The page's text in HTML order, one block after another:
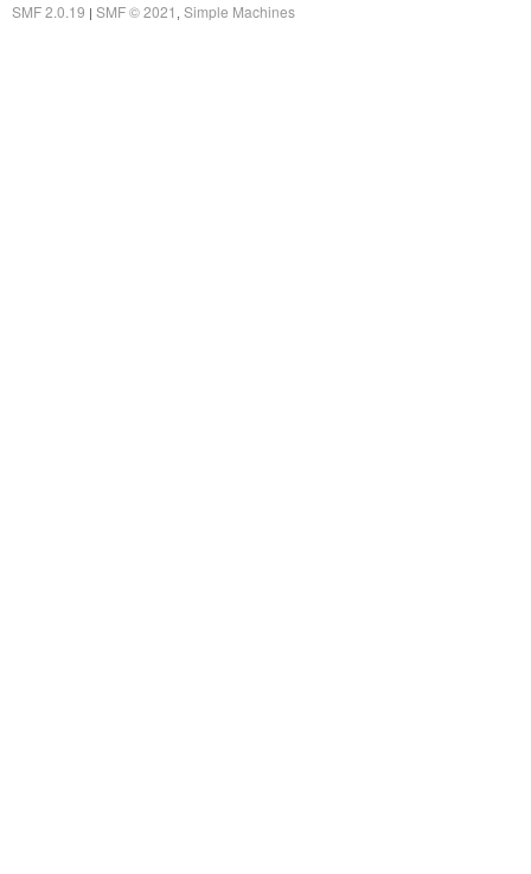
SMF 2.0.19 | SMF © 2021 Simple Machines